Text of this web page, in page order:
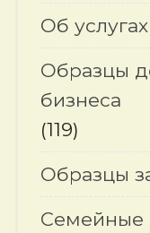
Об
Образцы
бизнеса
(119)
Образцы
Семейные